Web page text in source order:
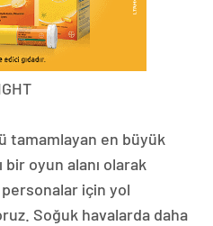
tamamlayan en büyük
oyun alanı olarak
personalar için yol
Soğuk havalarda daha